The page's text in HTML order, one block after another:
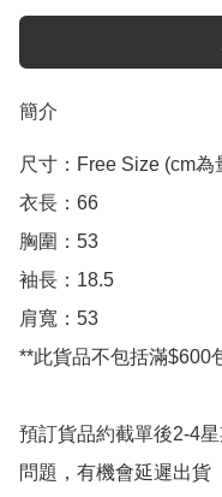
簡介
尺寸：Free Size (cm為
衣長：66
胸圍：53
袖長：18.5
肩寬：53
**此貨品不包括滿$600
預訂貨品約截單後2-4
問題，有機會延遲出貨